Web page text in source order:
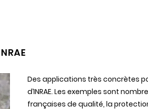
Des applications très concrètes
d’INRAE. Les exemples sont
françaises de qualité, la